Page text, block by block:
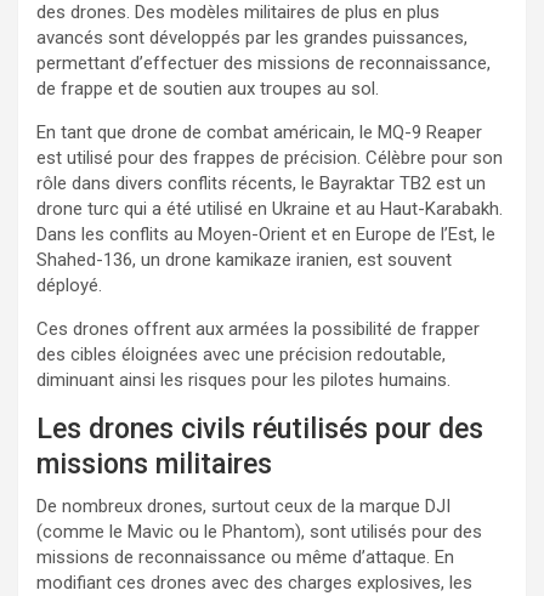
des drones. Des modèles militaires de plus en plus
avancés sont développés par les grandes puissances,
permettant d’effectuer des missions de reconnaissance,
de frappe et de soutien aux troupes au sol.
En tant que drone de combat américain, le MQ-9 Reaper
est utilisé pour des frappes de précision. Célèbre pour son
rôle dans divers conflits récents, le Bayraktar TB2 est un
drone turc qui a été utilisé en Ukraine et au Haut-Karabakh.
Dans les conflits au Moyen-Orient et en Europe de l’Est, le
Shahed-136, un drone kamikaze iranien, est souvent
déployé.
Ces drones offrent aux armées la possibilité de frapper
des cibles éloignées avec une précision redoutable,
diminuant ainsi les risques pour les pilotes humains.
Les drones civils réutilisés pour des
missions militaires
De nombreux drones, surtout ceux de la marque DJI
(comme le Mavic ou le Phantom), sont utilisés pour des
missions de reconnaissance ou même d’attaque. En
modifiant ces drones avec des charges explosives, les